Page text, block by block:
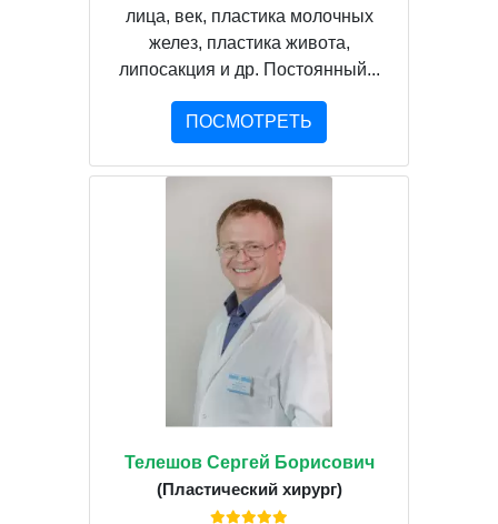
лица, век, пластика молочных
желез, пластика живота,
липосакция и др. Постоянный...
ПОСМОТРЕТЬ
Телешов Сергей Борисович
(Пластический хирург)